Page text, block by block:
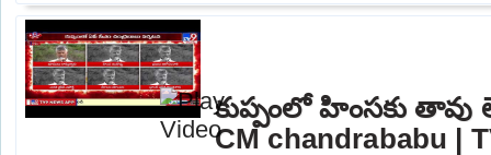
కుప్పంలో హింసకు తావు
CM chandrababu |